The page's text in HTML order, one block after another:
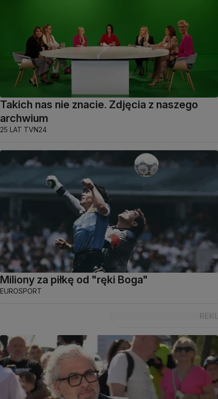
Takich nas nie znacie. Zdjęcia z naszego
archwium
25 LAT TVN24
Miliony za piłkę od "ręki Boga"
EUROSPORT